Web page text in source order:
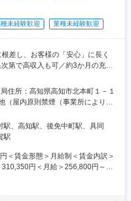
などのお客様がご加入される保
対応を担い、営業担当者と連携
スの提供を担当
容変更・支払い手続き等）
合わせ対応等
）：幅広い部門での事務業務や企
な部署への配属の可能性もあり。
能性があります
児短時間フレックスタイム制
に勤務することがあります（当番
未経験歓迎 業種未経験歓迎
差し、お客様の「安心」に長く
第で高収入も可／約3か月の充実
とスタート★子育てなどで参加が
り
ナーや先輩が日常的にフォロー
た社員が多数活躍中
職など未経験スタートの社員が
住所：高知県高知市北本町１－１
（屋内原則禁煙（事業所により喫
細2＞南国郵便局住所：高知県南国
：その他（屋内原則禁煙（事業
勤務地詳細3＞土佐中村郵便局住
スペースあり））変更の範囲：他
、高知駅、後免中町駅、具同
駅
＜賃金形態＞月給制＜賃金内訳＞
円＜月給＞256,800円～